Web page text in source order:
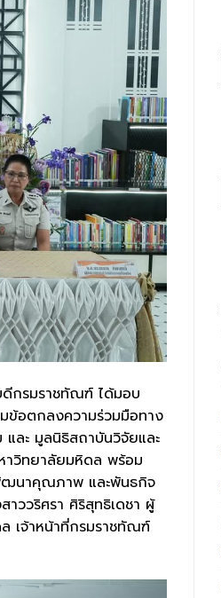
ดีกรมราชทัณฑ์ ได้มอบ
ข้อตกลงความร่วมมือทาง
ละ มูลนิธิสถาบันวิจัยและ
วิทยาลัยมหิดล พร้อม
ฒนาคุณภาพ และพันธกิจ
ววริศรา ศิริสุทธิเดชา ผู้
จ้าหน้าที่กรมราชทัณฑ์